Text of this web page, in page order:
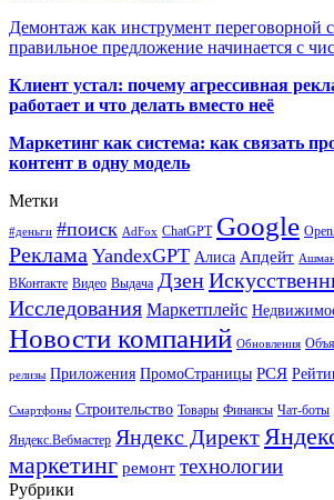
Демонтаж как инструмент переговорной
правильное предложение начинается с
Клиент устал: почему агрессивная
работает и что делать вместо неё
Маркетинг как система: как связать
контент в одну модель
Метки
#деньги #поиск AdFox ChatGPT Google
Реклама YandexGPT Алиса Апдейт
ВКонтакте Видео Выдача Дзен
Исследования Маркетплейс
Новости компаний Обновления
релизы Приложения ПромоСтраницы РСЯ
Смартфоны Строительство Товары Финансы Чат-боты
Яндекс.Вебмастер Яндекс Директ
маркетинг ремонт технологии
Рубрики